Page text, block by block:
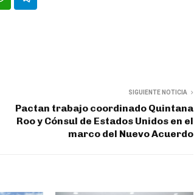
SIGUIENTE NOTICIA
Pactan trabajo coordinado Quintana
Roo y Cónsul de Estados Unidos en el
marco del Nuevo Acuerdo